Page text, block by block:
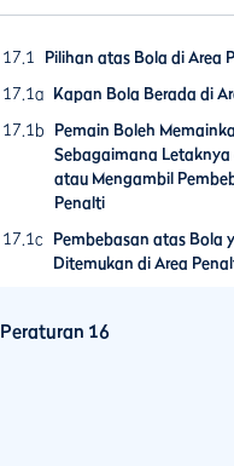
17.1
Pilihan atas Bola di Area
17.1a Kapan Bola Berada di
17.1b
Pemain Boleh
Sebagaimana Letaknya
atau Mengambil
Penalti
17.1c
Pembebasan atas Bola
Ditemukan di Area
17.1e Pembebasan Harus
Peraturan 16